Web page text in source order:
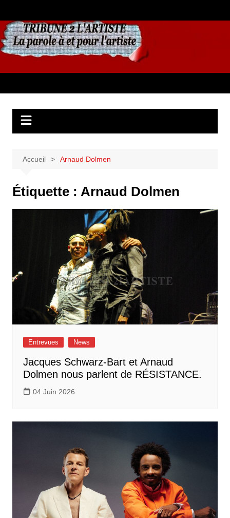
au
contenu
Accueil Arnaud Dolmen
Étiquette : Arnaud Dolmen
Entrevues News
Jacques Schwarz-Bart et Arnaud
Dolmen nous parlent de RÉSISTANCE.
04 Juin 2026